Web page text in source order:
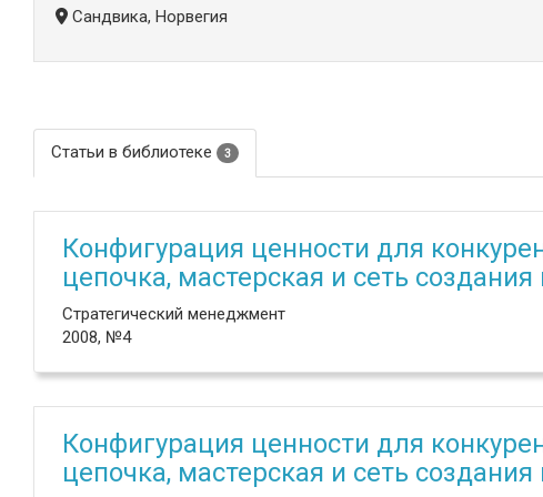
Сандвика, Норвегия
Статьи в библиотеке 3
Конфигурация ценности для
цепочка, мастерская и сеть
Стратегический менеджмент
2008, №4
Конфигурация ценности для
цепочка, мастерская и сеть